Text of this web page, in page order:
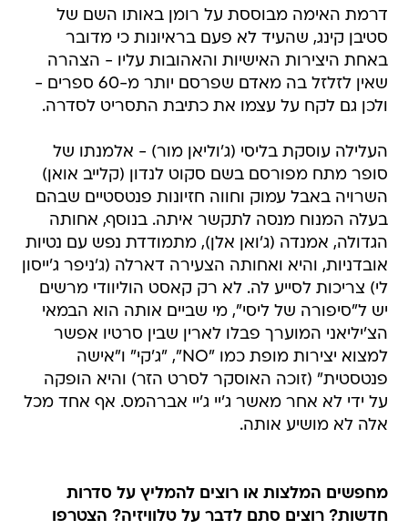
דרמת האימה מבוססת על רומן באותו השם של
סטיבן קינג, שהעיד לא פעם בראיונות כי מדובר
באחת היצירות האישיות והאהובות עליו - הצהרה
שאין לזלזל בה מאדם שפרסם יותר מ-60 ספרים -
ולכן גם לקח על עצמו את כתיבת התסריט לסדרה.
העלילה עוסקת בליסי (ג'וליאן מור) - אלמנתו של
סופר מתח מפורסם בשם סקוט לנדון (קלייב אואן)
השרויה באבל עמוק וחווה חזיונות פנטסטיים שבהם
בעלה המנוח מנסה לתקשר איתה. בנוסף, אחותה
הגדולה, אמנדה (ג'ואן אלן), מתמודדת נפש עם נטיות
אובדניות, והיא ואחותה הצעירה דארלה (ג'ניפר ג'ייסון
לי) צריכות לסייע לה. לא רק קאסט הוליוודי מרשים
יש ל"סיפורה של ליסי", מי שביים אותה הוא הבמאי
הצ'יליאני המוערך פבלו לארין שבין סרטיו אפשר
למצוא יצירות מופת כמו "NO", "ג'קי" ו"אישה
פנטסטית" (זוכה האוסקר לסרט הזר) והיא הופקה
על ידי לא אחר מאשר ג'יי ג'יי אברהמס. אף אחד מכל
אלה לא מושיע אותה.
מחפשים המלצות או רוצים להמליץ על סדרות
חדשות? רוצים סתם לדבר על טלוויזיה? הצטרפו